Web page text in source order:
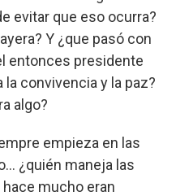
evitar que eso ocurra?
Y ¿que pasó con
entonces presidente
convivencia y la paz?
algo?
empieza en las
¿quién maneja las
mucho eran